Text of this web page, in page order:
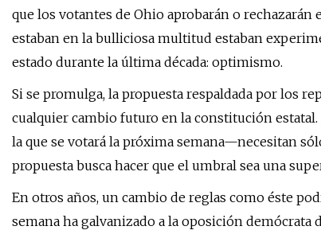
que los votantes de Ohio aprobarán o
estaban en la bulliciosa multitud estaban
estado durante la última década: optimismo.
Si se promulga, la propuesta respaldada por los
cualquier cambio futuro en la constitución
la que se votará la próxima semana—necesitan
propuesta busca hacer que el umbral sea una
En otros años, un cambio de reglas como éste
semana ha galvanizado a la oposición